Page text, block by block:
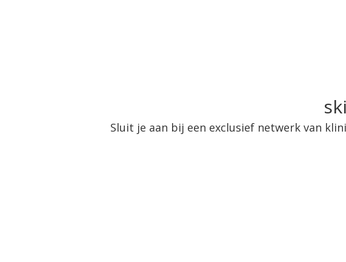
Sluit je aan bij een exclusief netwerk van